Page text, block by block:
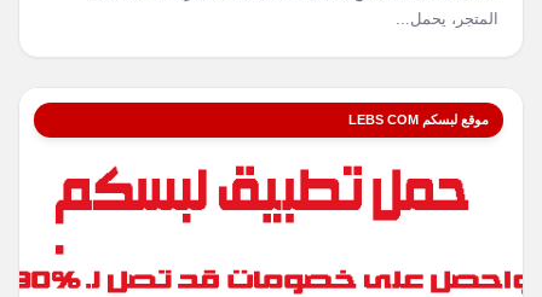
المتجر، يحمل...
موقع لبسكم LEBS COM